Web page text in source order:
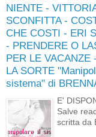
NIENTE -
SCONFITTA -
CHE COSTI - ERI
- PRENDERE O
PER LE VACANZE
LA SORTE
sistema" di
E'
Salve
scritta da